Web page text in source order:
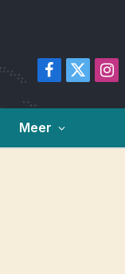
Facebook
X
Meer